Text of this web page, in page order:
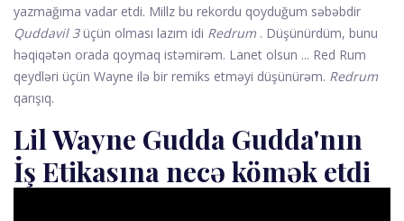
yazmağıma vadar etdi. Millz bu rekordu qoyduğum səbəbdir
Quddavil 3üçün olması lazım idi Redrum . Düşünürdüm, bunu
həqiqətən orada qoymaq istəmirəm. Lanet olsun ... Red Rum
qeydləri üçün Wayne ilə bir remiks etməyi düşünürəm. Redrum
qarışıq.
Lil Wayne Gudda Gudda'nın
İş Etikasına necə kömək etdi